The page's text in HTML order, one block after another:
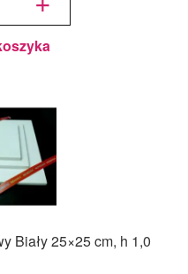
Biały 25×25 cm, h 1,0